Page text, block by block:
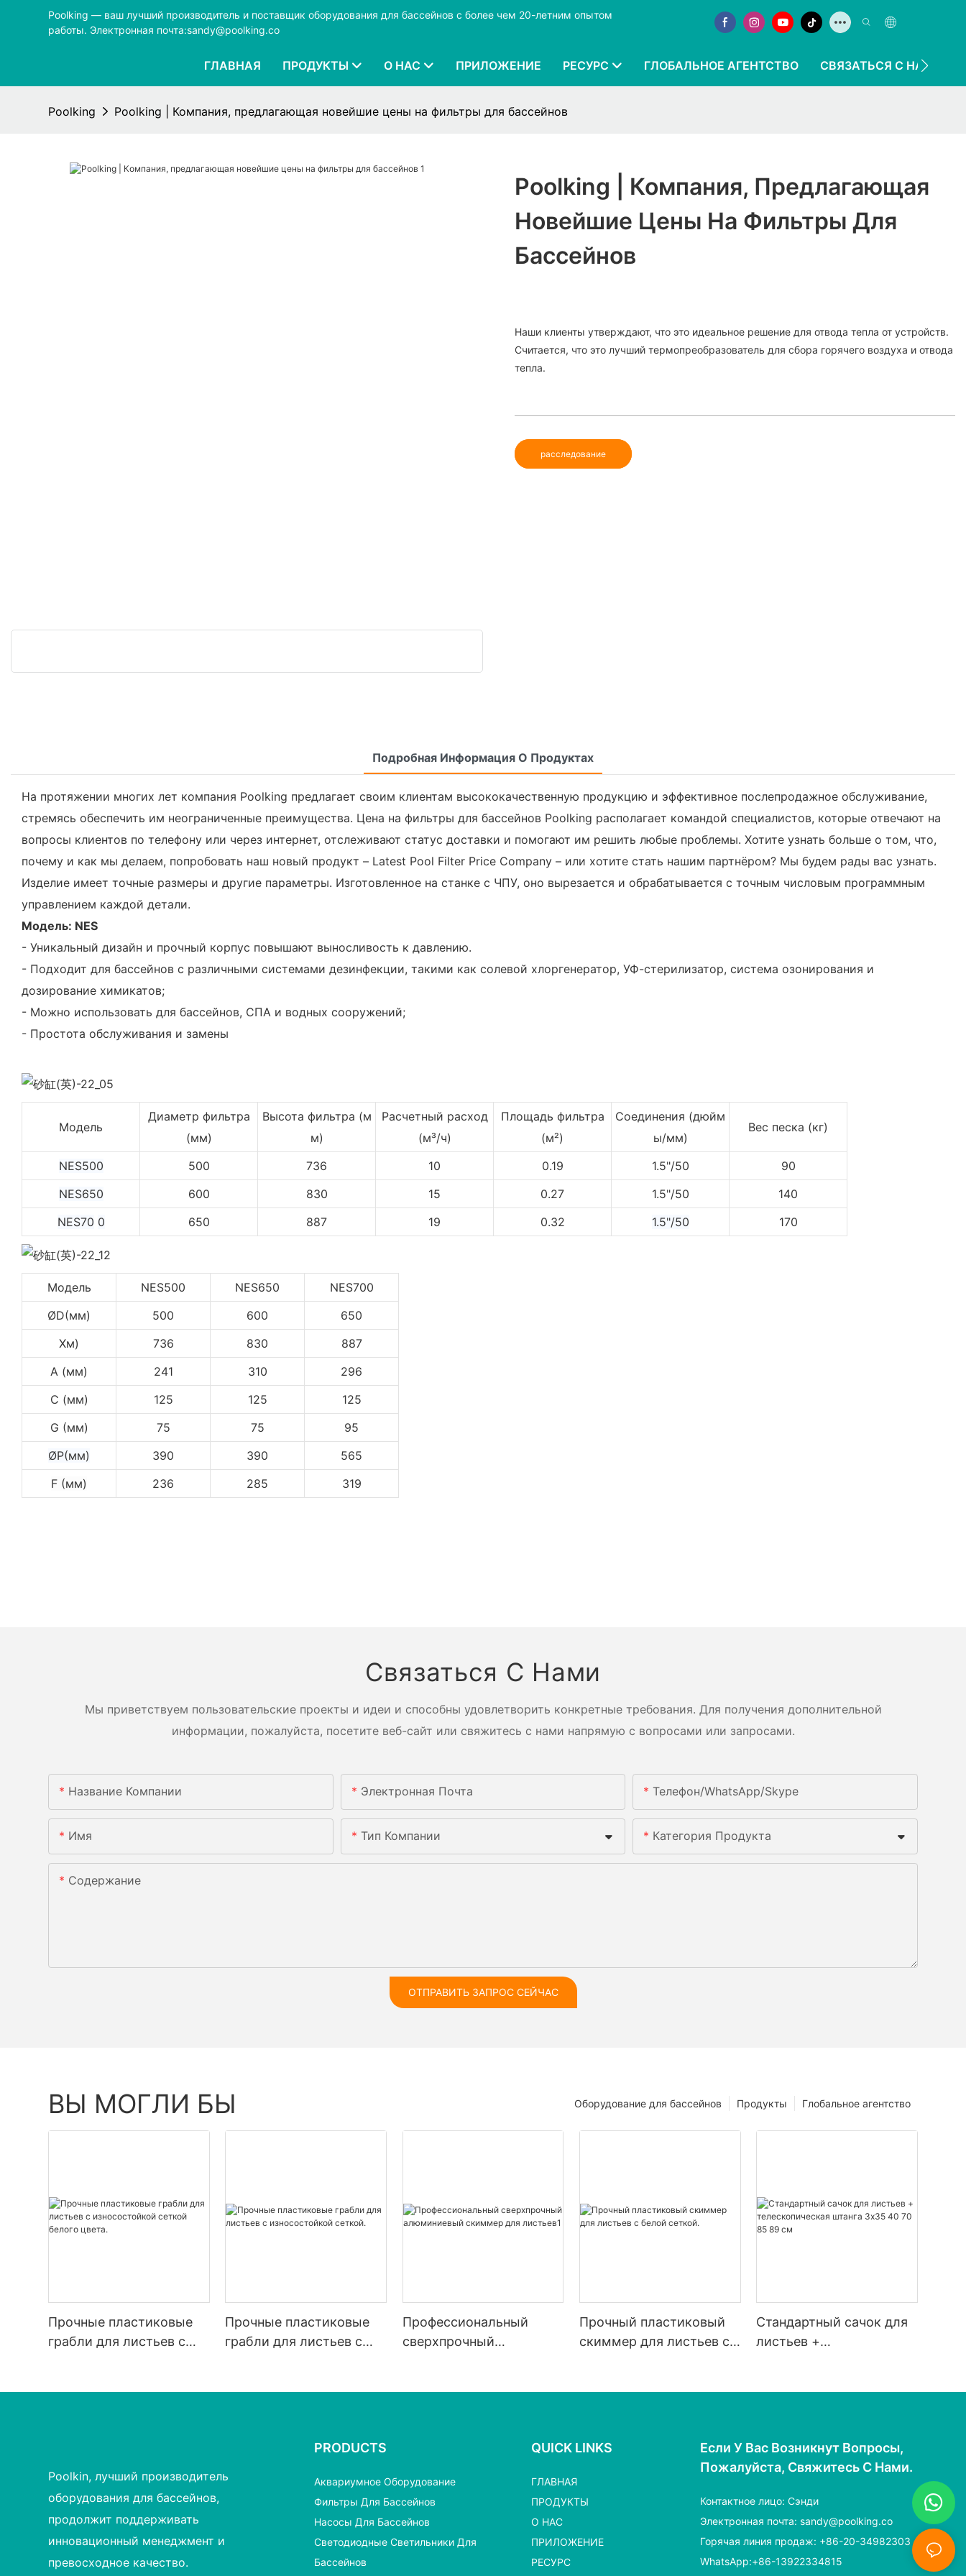
Poolking — ваш лучший производитель и поставщик оборудования для бассейнов с более чем 20-летним опытом
работы. Электронная почта:sandy@poolking.co
ГЛАВНАЯ ПРОДУКТЫ О НАС ПРИЛОЖЕНИЕ РЕСУРС ГЛОБАЛЬНОЕ АГЕНТСТВО СВЯЗАТЬСЯ С НАМИ
Poolking Poolking | Компания, предлагающая новейшие цены на фильтры для бассейнов
Poolking | Компания, Предлагающая
Новейшие Цены На Фильтры Для
Бассейнов
Наши клиенты утверждают, что это идеальное решение для отвода тепла от устройств.
Считается, что это лучший термопреобразователь для сбора горячего воздуха и отвода
тепла.
расследование
Подробная Информация О Продуктах
На протяжении многих лет компания Poolking предлагает своим клиентам высококачественную продукцию и эффективное послепродажное обслуживание,
стремясь обеспечить им неограниченные преимущества. Цена на фильтры для бассейнов Poolking располагает командой специалистов, которые отвечают на
вопросы клиентов по телефону или через интернет, отслеживают статус доставки и помогают им решить любые проблемы. Хотите узнать больше о том, что,
почему и как мы делаем, попробовать наш новый продукт – Latest Pool Filter Price Company – или хотите стать нашим партнёром? Мы будем рады вас узнать.
Изделие имеет точные размеры и другие параметры. Изготовленное на станке с ЧПУ, оно вырезается и обрабатывается с точным числовым программным
управлением каждой детали.
Модель: NES
- Уникальный дизайн и прочный корпус повышают выносливость к давлению.
- Подходит для бассейнов с различными системами дезинфекции, такими как солевой хлоргенератор, УФ-стерилизатор, система озонирования и
дозирование химикатов;
- Можно использовать для бассейнов, СПА и водных сооружений;
- Простота обслуживания и замены
Модель
Диаметр фильтра
(мм)
Высота фильтра (м
м)
Расчетный расход
(м³/ч)
Площадь фильтра
(м²)
Соединения (дюйм
ы/мм)
Вес песка (кг)
NES500 500 736 10 0.19 1.5"/50
90
NES650
600 830 15 0.27 1.5"/50
140
NES70 0 650 887 19 0.32 1.5"/50 170
Модель NES500 NES650
NES700
ØD(мм)
500 600
650
Хм)
736 830
887
А (мм)
241 310
296
С (мм)
125 125
125
G (мм)
75 75
95
ØP(мм)
390 390
565
F (мм)
236 285 319
Связаться С Нами
Мы приветствуем пользовательские проекты и идеи и способны удовлетворить конкретные требования. Для получения дополнительной
информации, пожалуйста, посетите веб-сайт или свяжитесь с нами напрямую с вопросами или запросами.
Название Компании Электронная Почта Телефон/WhatsApp/Skype
Имя Тип Компании Категория Продукта
Содержание
ОТПРАВИТЬ ЗАПРОС СЕЙЧАС
ВЫ МОГЛИ БЫ Глобальное агентство
Продукты
Оборудование для бассейнов
Прочные пластиковые
грабли для листьев с
Прочные пластиковые
грабли для листьев с
Профессиональный
сверхпрочный
Прочный пластиковый
скиммер для листьев с
Стандартный сачок для
листьев +
Poolkin, лучший производитель
оборудования для бассейнов,
продолжит поддерживать
инновационный менеджмент и
превосходное качество.
PRODUCTS
Аквариумное Оборудование
Фильтры Для Бассейнов
Насосы Для Бассейнов
Светодиодные Светильники Для
Бассейнов
QUICK LINKS
ГЛАВНАЯ
ПРОДУКТЫ
О НАС
ПРИЛОЖЕНИЕ
РЕСУРС
Если У Вас Возникнут Вопросы,
Пожалуйста, Свяжитесь С Нами.
Контактное лицо: Сэнди
Электронная почта:sandy@poolking.co
Горячая линия продаж: +86-20-34982303
WhatsApp:+86-13922334815